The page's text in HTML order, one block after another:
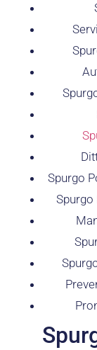
Spurgo
Spurgo